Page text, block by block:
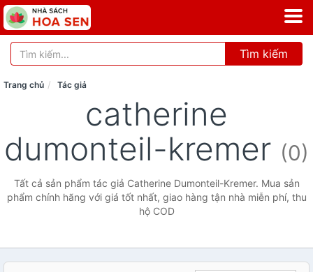
Tìm kiếm
Trang chủ Tác giả
catherine
dumonteil-kremer (0)
Tất cả sản phẩm tác giả Catherine Dumonteil-Kremer. Mua sản
phẩm chính hãng với giá tốt nhất, giao hàng tận nhà miễn phí, thu
hộ COD